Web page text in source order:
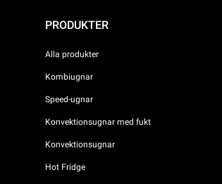
PRODUKTER
Alla produkter
Kombiugnar
Speed-ugnar
Konvektionsugnar med fukt
Konvektionsugnar
Hot Fridge